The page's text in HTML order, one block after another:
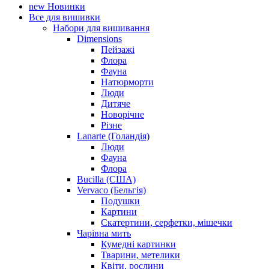
new Новинки
Все для вишивки
Набори для вишивання
Dimensions
Пейзажі
Флора
Фауна
Натюрморти
Люди
Дитяче
Новорічне
Різне
Lanarte (Голандія)
Люди
Фауна
Флора
Bucilla (США)
Vervaco (Бельгія)
Подушки
Картини
Скатертини, серфетки, мішечки
Чарiвна мить
Кумедні картинки
Тварини, метелики
Квіти, рослини